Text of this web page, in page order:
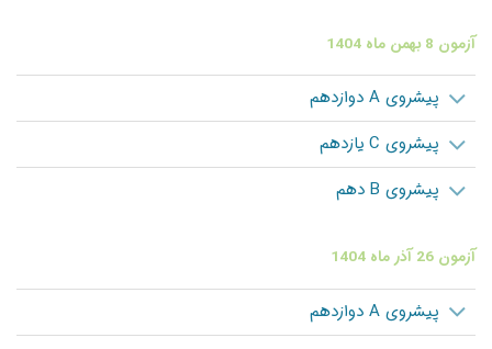
آزمون 8 بهمن ماه 1404
پیشروی A دوازدهم
پیشروی C یازدهم
پیشروی B دهم
آزمون 26 آذر ماه 1404
پیشروی A دوازدهم